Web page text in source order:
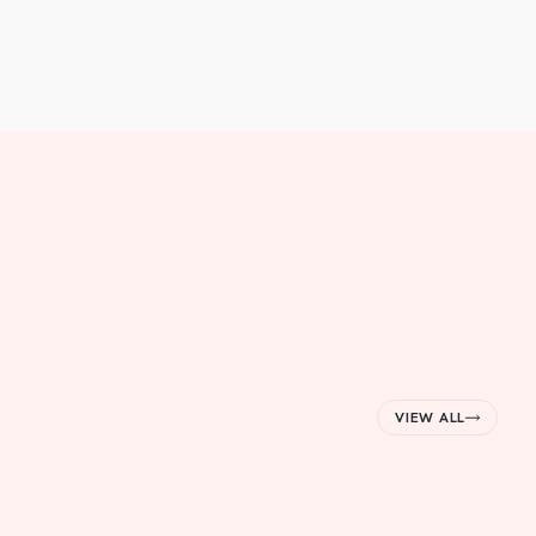
VIEW ALL